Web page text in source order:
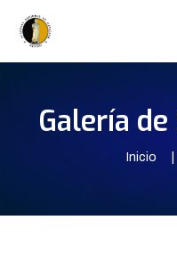
Galería
Inicio